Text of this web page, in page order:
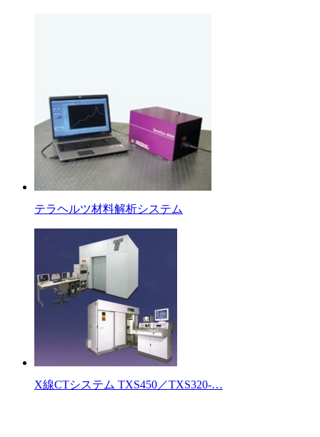
テラヘルツ材料解析システム
X線CTシステム TXS450／TXS320-…